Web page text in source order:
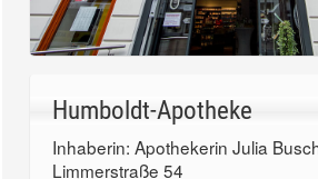
Humboldt-Apotheke
Inhaberin: Apothekerin Julia
Limmerstraße 54